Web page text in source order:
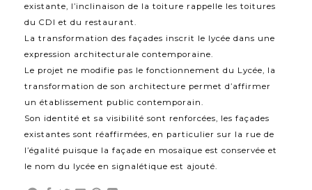
existante, l’inclinaison de la toiture rappelle les toitures
du CDI et du restaurant.
La transformation des façades inscrit le lycée dans une
expression architecturale contemporaine.
Le projet ne modifie pas le fonctionnement du Lycée, la
transformation de son architecture permet d’affirmer
un établissement public contemporain.
Son identité et sa visibilité sont renforcées, les façades
existantes sont réaffirmées, en particulier sur la rue de
l’égalité puisque la façade en mosaïque est conservée et
le nom du lycée en signalétique est ajouté.